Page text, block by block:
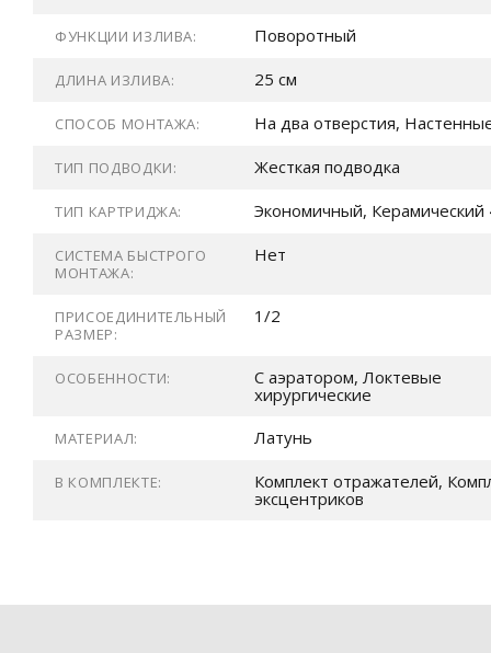
ФУНКЦИИ ИЗЛИВА: Поворотный
ДЛИНА ИЗЛИВА: 25 см
СПОСОБ МОНТАЖА: На два отверстия,
ТИП ПОДВОДКИ: Жесткая подводка
ТИП КАРТРИДЖА: Экономичный, Керамический
СИСТЕМА БЫСТРОГО
МОНТАЖА:
Нет
ПРИСОЕДИНИТЕЛЬНЫЙ
РАЗМЕР:
1/2
ОСОБЕННОСТИ:
С аэратором, Локтевые
хирургические
МАТЕРИАЛ: Латунь
В КОМПЛЕКТЕ:
Комплект отражателей,
эксцентриков